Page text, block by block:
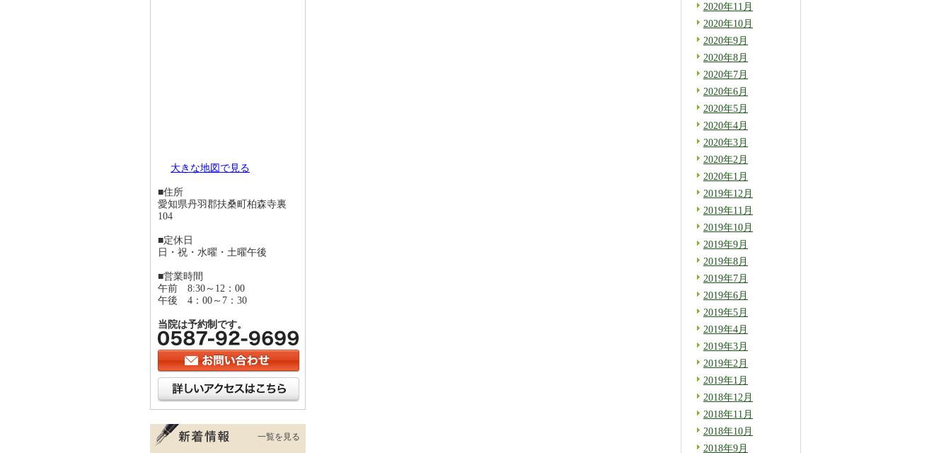
2020年11月
2020年10月
2020年9月
2020年8月
2020年7月
2020年6月
2020年5月
2020年4月
2020年3月
2020年2月
2020年1月
2019年12月
2019年11月
2019年10月
2019年9月
2019年8月
2019年7月
2019年6月
2019年5月
2019年4月
2019年3月
2019年2月
2019年1月
2018年12月
2018年11月
2018年10月
2018年9月
大きな地図で見る
■住所
愛知県丹羽郡扶桑町柏森寺裏
104
■定休日
日・祝・水曜・土曜午後
■営業時間
午前 8:30～12：00
午後 4：00～7：30
当院は予約制です。
一覧を見る